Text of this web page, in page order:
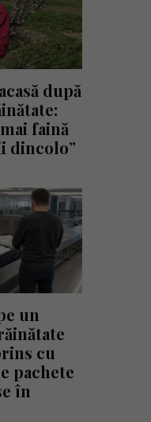
după
faină
dincolo”
un
cu
pachete
în